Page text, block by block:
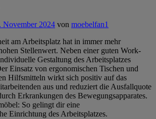
November 2024 von moebelfan1
am Arbeitsplatz hat in immer mehr
Stellenwert. Neben einer guten Work-
Gestaltung des Arbeitsplatzes
Einsatz von ergonomischen Tischen und
Hilfsmitteln wirkt sich positiv auf das
aus und reduziert die Ausfallquote
Erkrankungen des Bewegungsapparates.
So gelingt dir eine
Einrichtung des Arbeitsplatzes.